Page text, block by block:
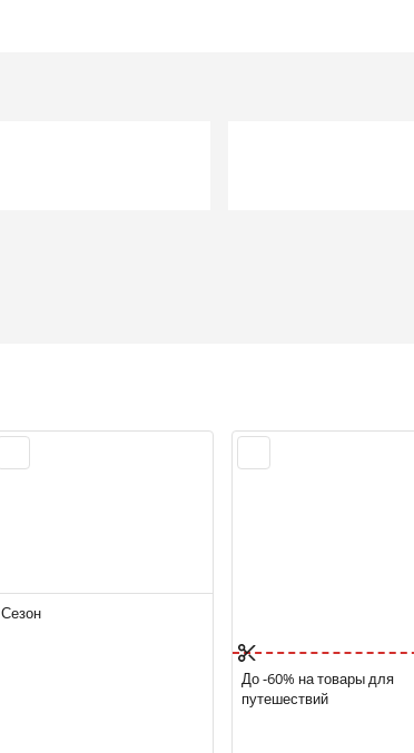
Сезон
До -60% на товары для
путешествий